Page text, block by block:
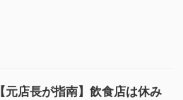
【元店長が指南】飲食店は休み